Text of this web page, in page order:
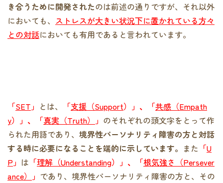
き合うために開発されたのは前述の通りですが、それ以外
においても、 ストレスが大きい状況下に置かれている方々
との対話においても有用であると言われています。
「SET 」 とは、 「支援（Support）」、「共感（Empath
y）」、「真実（Truth） 」 のそれぞれの頭文字をとって作
られた用語であり、 境界性パーソナリティ障害の方と対話
する時に必要になることを端的に示しています。 また 「U
P 」 は 「理解（Understanding）」、「根気強さ（Persever
ance）
」 であり、境界性パーソナリティ障害の方と、その